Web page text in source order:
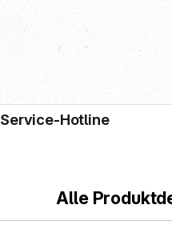
Alle
Service-Hotline